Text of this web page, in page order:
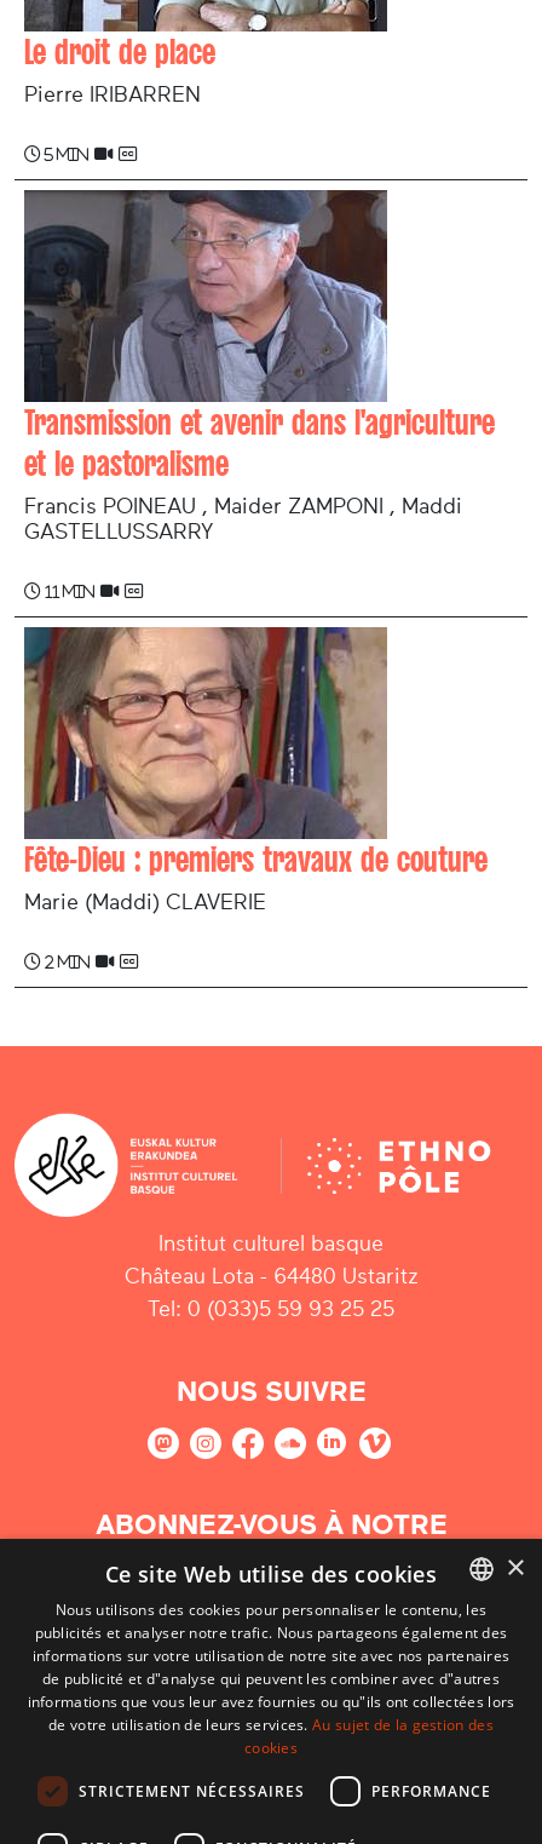
Le droit de place
Pierre IRIBARREN
5 min
Transmission et avenir dans l'agriculture
et le pastoralisme
Francis POINEAU , Maider ZAMPONI , Maddi
GASTELLUSSARRY
11 min
Fête-Dieu : premiers travaux de couture
Marie (Maddi) CLAVERIE
2 min
Institut culturel basque
Château Lota - 64480 Ustaritz
Tel: 0 (033)5 59 93 25 25
NOUS SUIVRE
ABONNEZ-VOUS À NOTRE
NEWSLETTER
S'abonner
BASQUE
FRENCH
×
Ce site Web utilise des cookies
Nous utilisons des cookies pour personnaliser le contenu, les
publicités et analyser notre trafic. Nous partageons également des
informations sur votre utilisation de notre site avec nos partenaires
de publicité et d"analyse qui peuvent les combiner avec d"autres
informations que vous leur avez fournies ou qu"ils ont collectées lors
de votre utilisation de leurs services.Au sujet de la gestion des
cookies
STRICTEMENT NÉCESSAIRES PERFORMANCE